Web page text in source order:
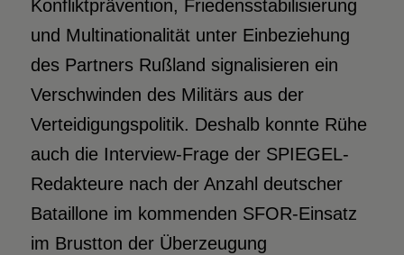
Konfliktprävention, Friedensstabilisierung
und Multinationalität unter Einbeziehung
des Partners Rußland signalisieren ein
Verschwinden des Militärs aus der
Verteidigungspolitik. Deshalb konnte Rühe
auch die Interview-Frage der SPIEGEL-
Redakteure nach der Anzahl deutscher
Bataillone im kommenden SFOR-Einsatz
im Brustton der Überzeugung